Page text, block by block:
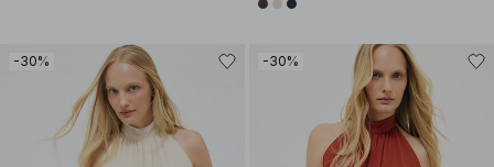
-30% -30%